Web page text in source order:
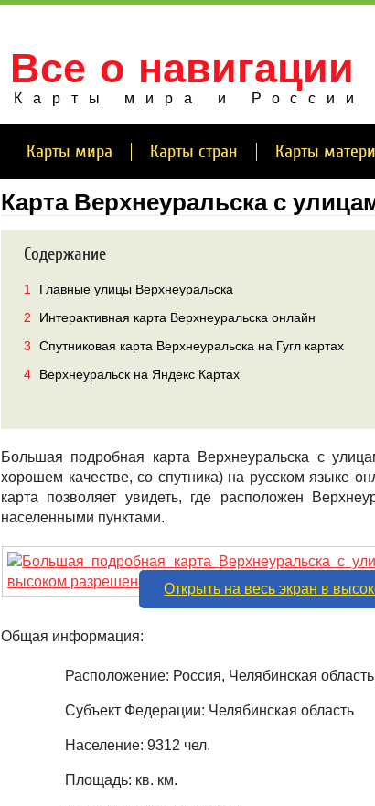
Все о навигации
Карты мира и России
Карты мира Карты стран Карты
Карта Верхнеуральска с
Содержание
1
Главные улицы Верхнеуральска
2
Интерактивная карта Верхнеуральска онлайн
3
Спутниковая карта Верхнеуральска на Гугл картах
4
Верхнеуральск на Яндекс Картах
Большая подробная карта Верхнеуральска с
хорошем качестве, со спутника) на русском языке
карта позволяет увидеть, где расположен
населенными пунктами.
Открыть на весь экран в
Общая информация:
Расположение: Россия, Челябинская
Субъект Федерации: Челябинская область
Население: 9312 чел.
Площадь: кв. км.